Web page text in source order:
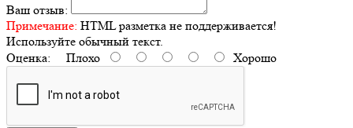
Ваш отзыв:
Примечание: HTML разметка не поддерживается!
Используйте обычный текст.
Оценка: Плохо Хорошо